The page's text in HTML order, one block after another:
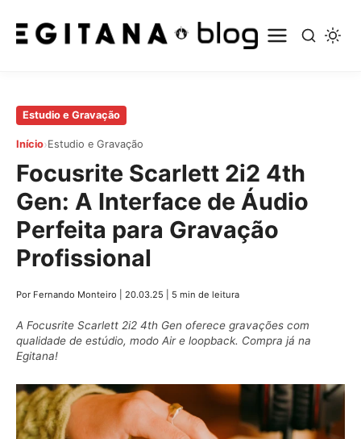
Pular
conteúdo
principal
Estudio e Gravação
Início›Estudio e Gravação
Focusrite Scarlett 2i2 4th
Gen: A Interface de Áudio
Perfeita para Gravação
Profissional
Por Fernando Monteiro 20.03.25 5 min de leitura
A Focusrite Scarlett 2i2 4th Gen oferece gravações com
qualidade de estúdio, modo Air e loopback. Compra já na
Egitana!